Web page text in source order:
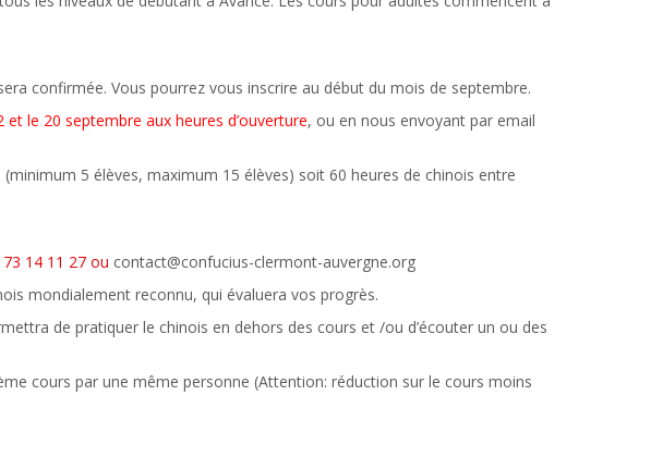
confirmée. Vous pourrez vous inscrire au début du mois de septembre.
le 20 septembre aux heures d’ouverture, ou en nous envoyant par email
5 élèves, maximum 15 élèves) soit 60 heures de chinois entre
14 11 27 ou contact@confucius-clermont-auvergne.org
mondialement reconnu, qui évaluera vos progrès.
de pratiquer le chinois en dehors des cours et /ou d’écouter un ou des
cours par une même personne (Attention: réduction sur le cours moins